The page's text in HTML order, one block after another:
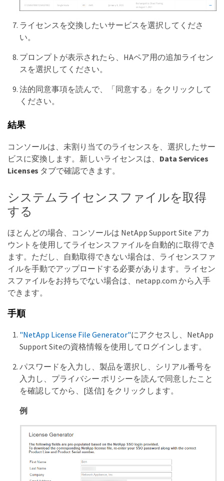
ライセンスを交換したいサービスを選択してくださ
い。
プロンプトが表示されたら、HAペア用の追加ライセン
スを選択してください。
法的同意事項を読んで、「同意する」をクリックして
ください。
結果
コンソールは、未割り当てのライセンスを、選択したサー
ビスに変換します。新しいライセンスは、 Data Services
Licenses タブで確認できます。
システムライセンスファイルを取得
する
ほとんどの場合、コンソールは NetApp Support Site アカ
ウントを使用してライセンスファイルを自動的に取得でき
ます。ただし、自動取得できない場合は、ライセンスファ
イルを手動でアップロードする必要があります。ライセン
スファイルをお持ちでない場合は、netapp.com から入手
できます。
手順
"NetApp License File Generator"にアクセスし、NetApp
Support Siteの資格情報を使用してログインします。
パスワードを入力し、製品を選択し、シリアル番号を
入力し、プライバシー ポリシーを読んで同意したこと
を確認してから、[送信] をクリックします。
例